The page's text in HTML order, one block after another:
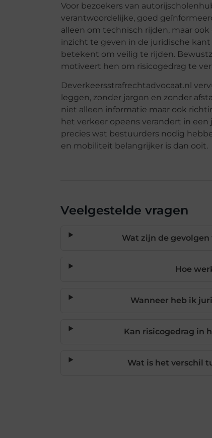
Voor bezoekers van
verantwoordelijke, goed
alleen om technisch rijden, maar
inzicht te geven in de juridische
betekent om veilig te rijden.
motiveert hen om risicogedrag te
Deverkeersstrafrechtadvocaat.nl
leggen, zonder jargon en zonder
niet alleen informatie maar ook
het verkeer opeens verandert in
precies wat bestuurders nodig
en mobiliteit belangrijker is dan ooit.
Veelgestelde vragen
Wat zijn de
Hoe
Wanneer heb ik
Kan risicogedrag in
Wat is het verschil